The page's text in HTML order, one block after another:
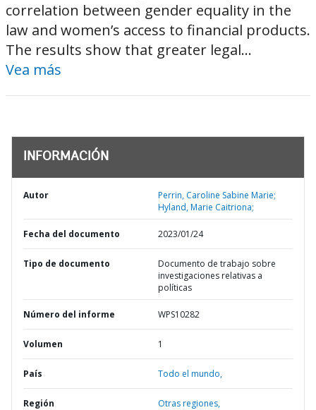
correlation between gender equality in the
law and women’s access to financial products.
The results show that greater legal...
Vea más
INFORMACIÓN
Autor
Perrin, Caroline Sabine Marie;
Hyland, Marie Caitriona;
Fecha del documento 2023/01/24
Tipo de documento
Documento de trabajo sobre
investigaciones relativas a
políticas
Número del informe WPS10282
Volumen 1
País Todo el mundo,
Región Otras regiones,